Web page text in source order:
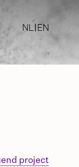
NL EN
project